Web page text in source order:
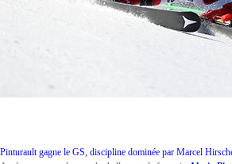
Pinturault gagne le GS, discipline dominée par Marcel